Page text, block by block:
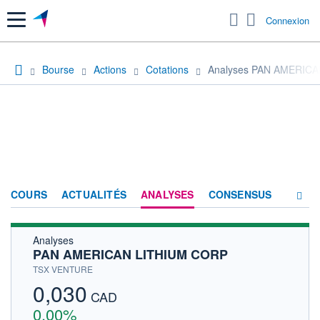
Menu Connexion
Bourse Actions Cotations Analyses PAN
COURS ACTUALITÉS ANALYSES CONSENSUS
Analyses
PAN AMERICAN LITHIUM CORP
TSX VENTURE
0,030 CAD
0,00%